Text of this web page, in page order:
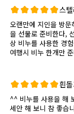
스
오랜만에 지인을 방
을 선물로 준비한다,
상 비누를 사용한 경험을 이야기 한다
여행시 비누 한개만
었다, 믿고 사용하는 제
흰
^^ 비누를 사용을 해 보니 참 좋았